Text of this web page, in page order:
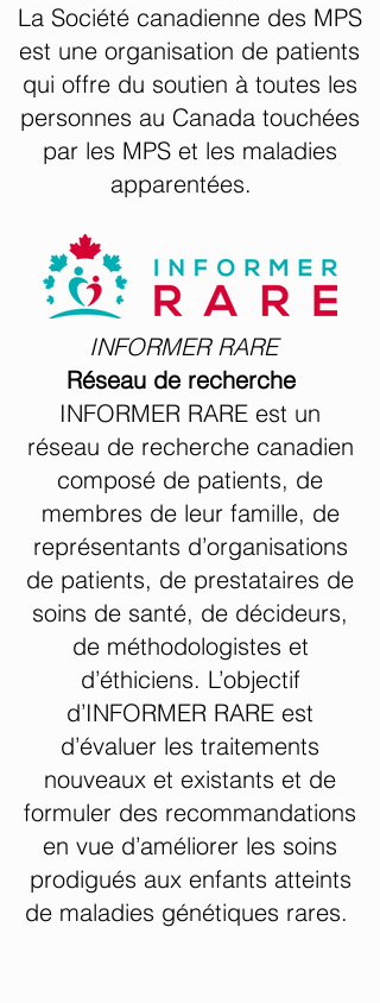
La Société canadienne des MPS
est une organisation de patients
qui offre du soutien à toutes les
personnes au Canada touchées
par les MPS et les maladies
apparentées.
INFORMER RARE
Réseau de recherche
INFORMER RARE est un
réseau de recherche canadien
composé de patients, de
membres de leur famille, de
représentants d’organisations
de patients, de prestataires de
soins de santé, de décideurs,
de méthodologistes et
d’éthiciens. L’objectif
d’INFORMER RARE est
d’évaluer les traitements
nouveaux et existants et de
formuler des recommandations
en vue d’améliorer les soins
prodigués aux enfants atteints
de maladies génétiques rares. ​